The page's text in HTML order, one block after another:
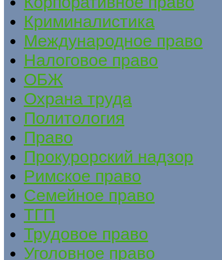
Криминалистика
Международное право
Налоговое право
ОБЖ
Охрана труда
Политология
Право
Прокурорский надзор
Римское право
Семейное право
ТГП
Трудовое право
Уголовное право